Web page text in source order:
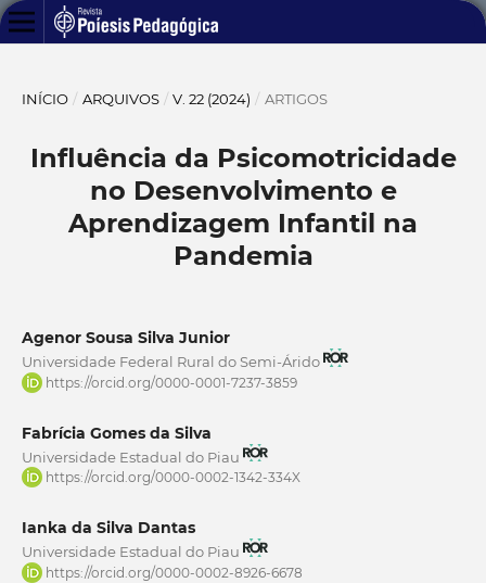
INÍCIO / ARQUIVOS / V. 22 (2024) / ARTIGOS
Influência da Psicomotricidade
no Desenvolvimento e
Aprendizagem Infantil na
Pandemia
Agenor Sousa Silva Junior
Universidade Federal Rural do Semi-Árido
https://orcid.org/0000-0001-7237-3859
Fabrícia Gomes da Silva
Universidade Estadual do Piau
https://orcid.org/0000-0002-1342-334X
Ianka da Silva Dantas
Universidade Estadual do Piau
https://orcid.org/0000-0002-8926-6678